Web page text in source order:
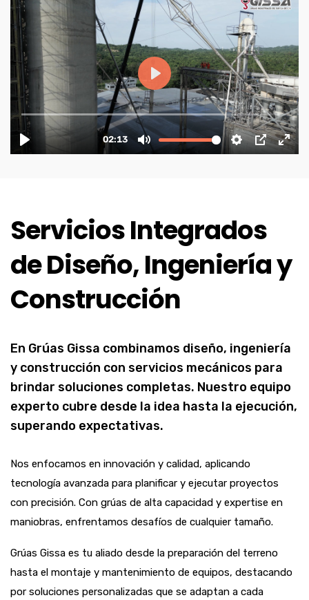
Servicios Integrados
de Diseño, Ingeniería y
Construcción
En Grúas Gissa combinamos diseño, ingeniería
y construcción con servicios mecánicos para
brindar soluciones completas. Nuestro equipo
experto cubre desde la idea hasta la ejecución,
superando expectativas.
Nos enfocamos en innovación y calidad, aplicando
tecnología avanzada para planificar y ejecutar proyectos
con precisión. Con grúas de alta capacidad y expertise en
maniobras, enfrentamos desafíos de cualquier tamaño.
Grúas Gissa es tu aliado desde la preparación del terreno
hasta el montaje y mantenimiento de equipos, destacando
por soluciones personalizadas que se adaptan a cada